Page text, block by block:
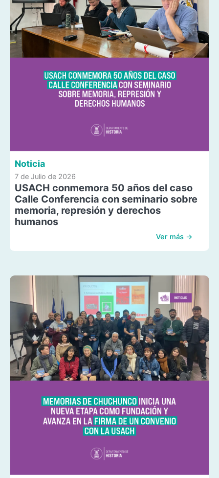
Noticia
7 de Julio de 2026
USACH conmemora 50 años del caso
Calle Conferencia con seminario sobre
memoria, represión y derechos
humanos
Ver más →